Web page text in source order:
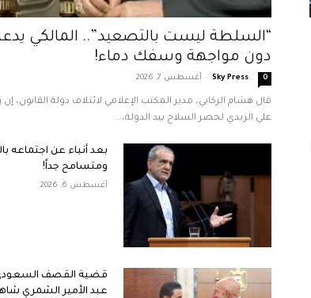
“السلطة ليست بالتصعيد”.. المالكي
دون مواجهة وسفك دماء!
Sky Press
- أغسطس 7, 2026 0
قال هشام الركابي، مدير المكتب الإعلامي لائتلاف دولة القانون،
علي الزيدي لحصر السلاح بيد الدولة،...
بعد أنباء عن اجتماعه
ومتسامح جداً!
أغسطس 6, 2026
قضية القصف السعودي
عبد الأمير الشمري